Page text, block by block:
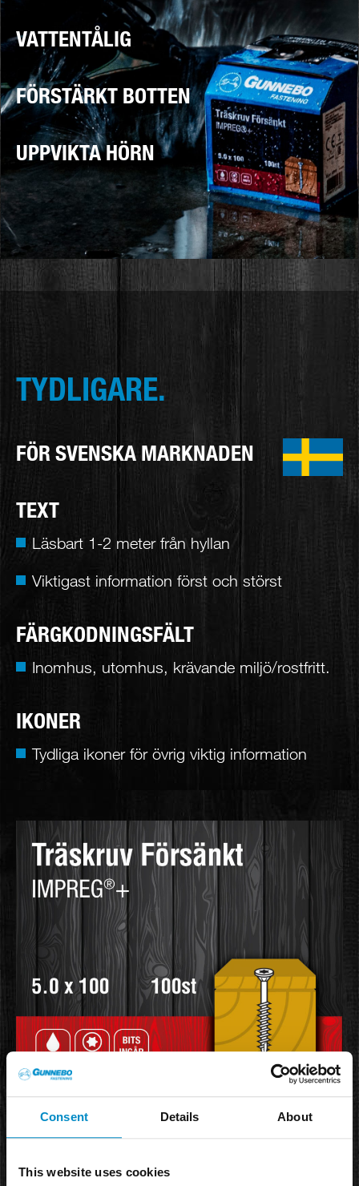
Consent Details About
This website uses cookies
VATTENTÅLIG
FÖRSTÄRKT BOTTEN
UPPVIKTA HÖRN
TYDLIGARE.
FÖR SVENSKA MARKNADEN
TEXT
Läsbart 1-2 meter från hyllan
Viktigast information först och störst
FÄRGKODNINGSFÄLT
Inomhus, utomhus, krävande miljö/rostfritt.
IKONER
Tydliga ikoner för övrig viktig information